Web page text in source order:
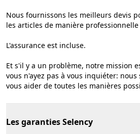
Nous fournissons les meilleurs devis
les articles de manière
L'assurance est incluse.
Et s'il y a un problème, notre mission
vous n'ayez pas à vous inquiéter:
vous aider de toutes les manières
Les garanties Selency